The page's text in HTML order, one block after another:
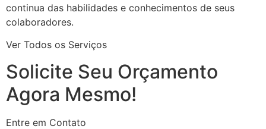
continua das habilidades e conhecimentos de seus
colaboradores.
Ver Todos os Serviços
Solicite Seu Orçamento
Agora Mesmo!
Entre em Contato